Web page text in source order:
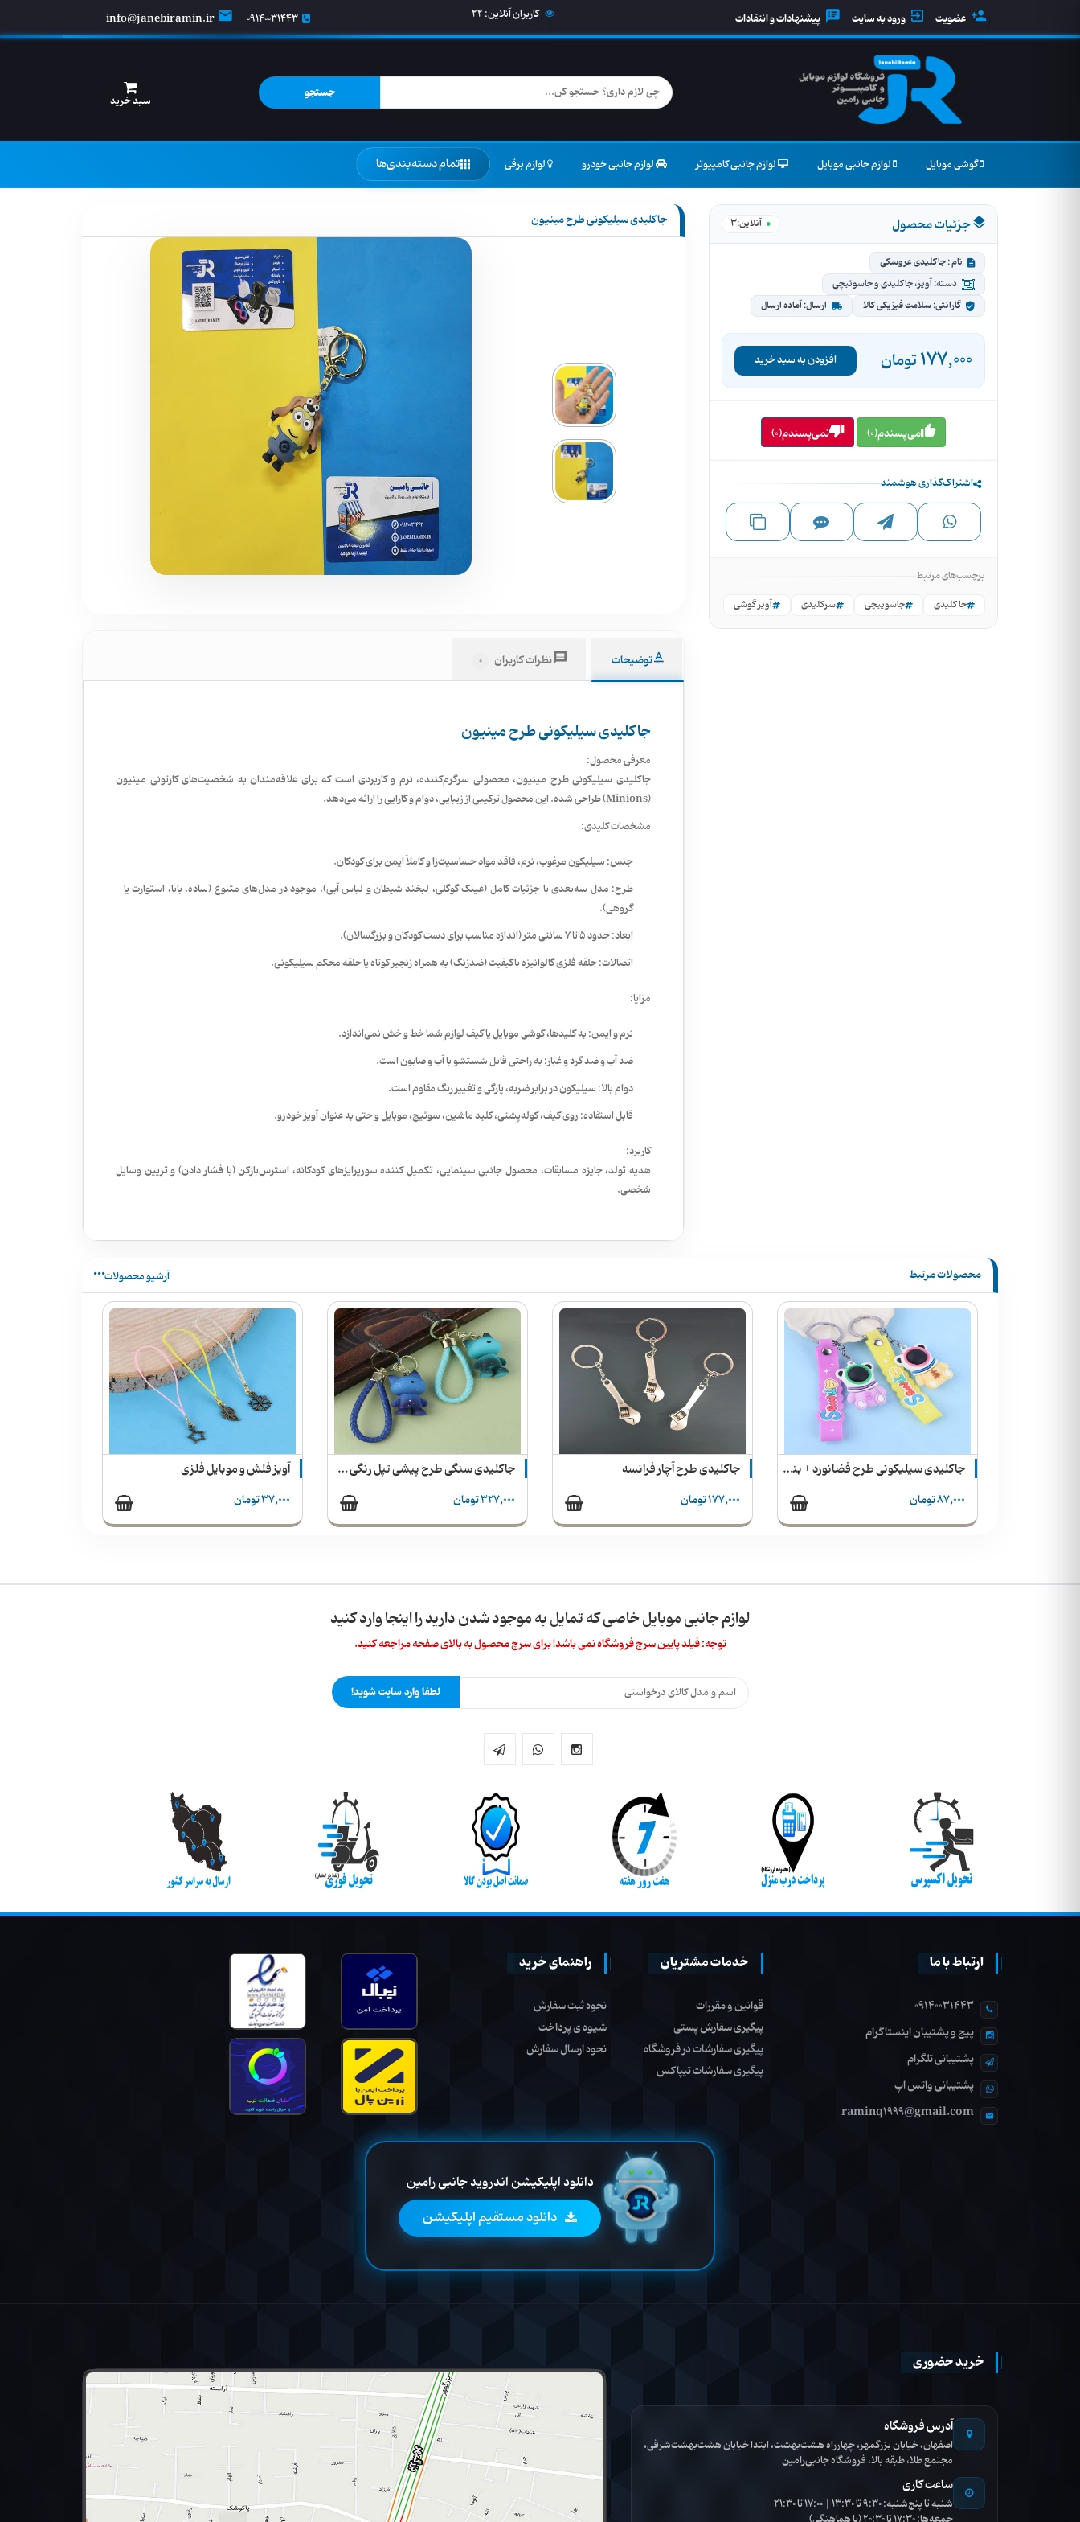
عضویت ورود به سایت پیشنهادات و انتقادات کاربران آنلاین: 22
09140031443
info@janebiramin.ir
جستجو
سبد خرید
گوشی موبایل لوازم جانبی موبایل لوازم جانبی کامپیوتر لوازم جانبی خودرو لوازم برقی تمام دسته‌بندی‌ها
جاکلیدی سیلیکونی طرح مینیون جزئیات محصول ● آنلاین:3
نام : جاکلیدی عروسکی
دسته: آویز، جاکلیدی و جاسوئیچی
گارانتی: سلامت فیزیکی کالا
ارسال: آماده ارسال
177,000تومان افزودن به سبد خرید
می‌پسندم(0) نمی‌پسندم(0)
اشتراک‌گذاری هوشمند
برچسب‌های مرتبط
جا کلیدی
جاسوییچی سرکلیدی آویز گوشی
توضیحات نظرات کاربران 0
جاکلیدی سیلیکونی طرح مینیون
معرفی محصول:
جاکلیدی سیلیکونی طرح مینیون، محصولی سرگرم‌کننده، نرم و کاربردی است که برای علاقه‌مندان به شخصیت‌های کارتونی مینیون
(Minions) طراحی شده. این محصول ترکیبی از زیبایی، دوام و کارایی را ارائه می‌دهد.
مشخصات کلیدی:
جنس: سیلیکون مرغوب، نرم، فاقد مواد حساسیت‌زا و کاملاً ایمن برای کودکان.
طرح: مدل سه‌بعدی با جزئیات کامل (عینک گوگلی، لبخند شیطان و لباس آبی). موجود در مدل‌های متنوع (ساده، بابا، استوارت یا
گروهی).
ابعاد: حدود ۵ تا ۷ سانتی متر (اندازه مناسب برای دست کودکان و بزرگسالان).
اتصالات: حلقه فلزی گالوانیزه باکیفیت (ضدزنگ) به همراه زنجیر کوتاه یا حلقه محکم سیلیکونی.
مزایا:
نرم و ایمن: به کلیدها، گوشی موبایل یا کیف لوازم شما خط و خش نمی‌اندازد.
ضد آب و ضد گرد و غبار: به راحتی قابل شستشو با آب و صابون است.
دوام بالا: سیلیکون در برابر ضربه، پارگی و تغییر رنگ مقاوم است.
قابل استفاده: روی کیف، کوله‌پشتی، کلید ماشین، سوئیچ، موبایل و حتی به عنوان آویز خودرو.
کاربرد:
هدیه تولد، جایزه مسابقات، محصول جانبی سینمایی، تکمیل کننده سورپرایزهای کودکانه، استرس‌بازکن (با فشار دادن) و تزیین وسایل
شخصی.
محصولات مرتبط آرشیو محصولات
جاکلیدی طرح آچار فرانسه
177,000 تومان 327,000 تومان
آویز فلش و موبایل فلزی
37,000 تومان
آویز فلش و موبایل طرح قلب پاستیلی
37,000 تومان
لوازم جانبی موبایل خاصی که تمایل به موجود شدن دارید را اینجا وارد کنید
توجه: فیلد پایین سرچ فروشگاه نمی باشد! برای سرچ محصول به بالای صفحه مراجعه کنید.
لطفا وارد سایت شوید!
ارتباط با ما
09140031443
پیج و پشتیبان اینستاگرام
پشتیبانی تلگرام
پشتیبانی واتس اپ
raminq1999@gmail.com
خدمات مشتریان
قوانین و مقررات
پیگیری سفارش پستی
پیگیری سفارشات در فروشگاه
پیگیری سفارشات تیپاکس
راهنمای خرید
نحوه ثبت سفارش
شیوه ی پرداخت
نحوه ارسال سفارش
دانلود اپلیکیشن اندروید جانبی رامین
دانلود مستقیم اپلیکیشن
خرید حضوری
آدرس فروشگاه
اصفهان، خیابان بزرگمهر، چهارراه هشت‌بهشت، ابتدا خیابان هشت‌بهشت‌شرقی،
مجتمع طلا، طبقه بالا، فروشگاه جانبی‌رامین
ساعت کاری
شنبه تا پنج‌شنبه: 9:30 تا 13:30 | 17:00 تا 21:30